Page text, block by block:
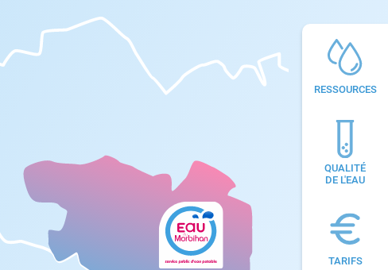
RESSOURCES
QUALITÉ
DE L'EAU
TARIFS